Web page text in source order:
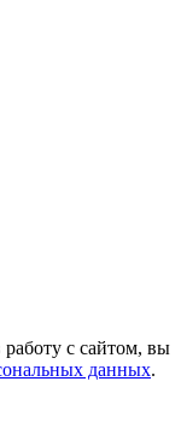
с сайтом, вы
данных.